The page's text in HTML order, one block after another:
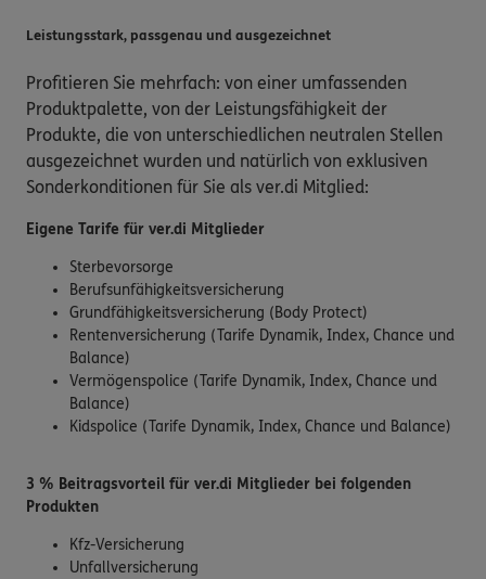
Leistungsstark, passgenau und ausgezeichnet
Profitieren Sie mehrfach: von einer umfassenden
Produktpalette, von der Leistungsfähigkeit der
Produkte, die von unterschiedlichen neutralen Stellen
ausgezeichnet wurden und natürlich von exklusiven
Sonderkonditionen für Sie als ver.di Mitglied:
Eigene Tarife für ver.di Mitglieder
Sterbevorsorge
Berufsunfähigkeitsversicherung
Grundfähigkeitsversicherung (Body Protect)
Rentenversicherung (Tarife Dynamik, Index, Chance und
Balance)
Vermögenspolice (Tarife Dynamik, Index, Chance und
Balance)
Kidspolice (Tarife Dynamik, Index, Chance und Balance)
3 % Beitragsvorteil für ver.di Mitglieder bei folgenden
Produkten
Kfz-Versicherung
Unfallversicherung